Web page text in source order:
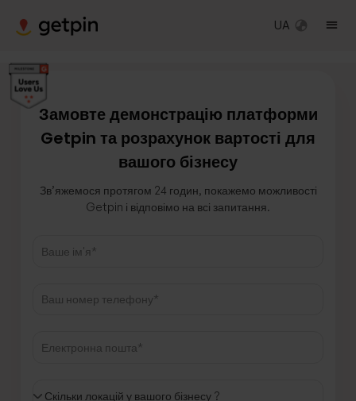
UA
Замовте демонстрацію платформи
Getpin та розрахунок вартості для
вашого бізнесу
Зв’яжемося протягом 24 годин, покажемо можливості
Getpin і відповімо на всі запитання.